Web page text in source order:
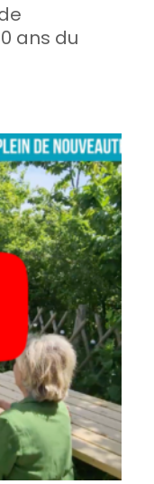
ans du